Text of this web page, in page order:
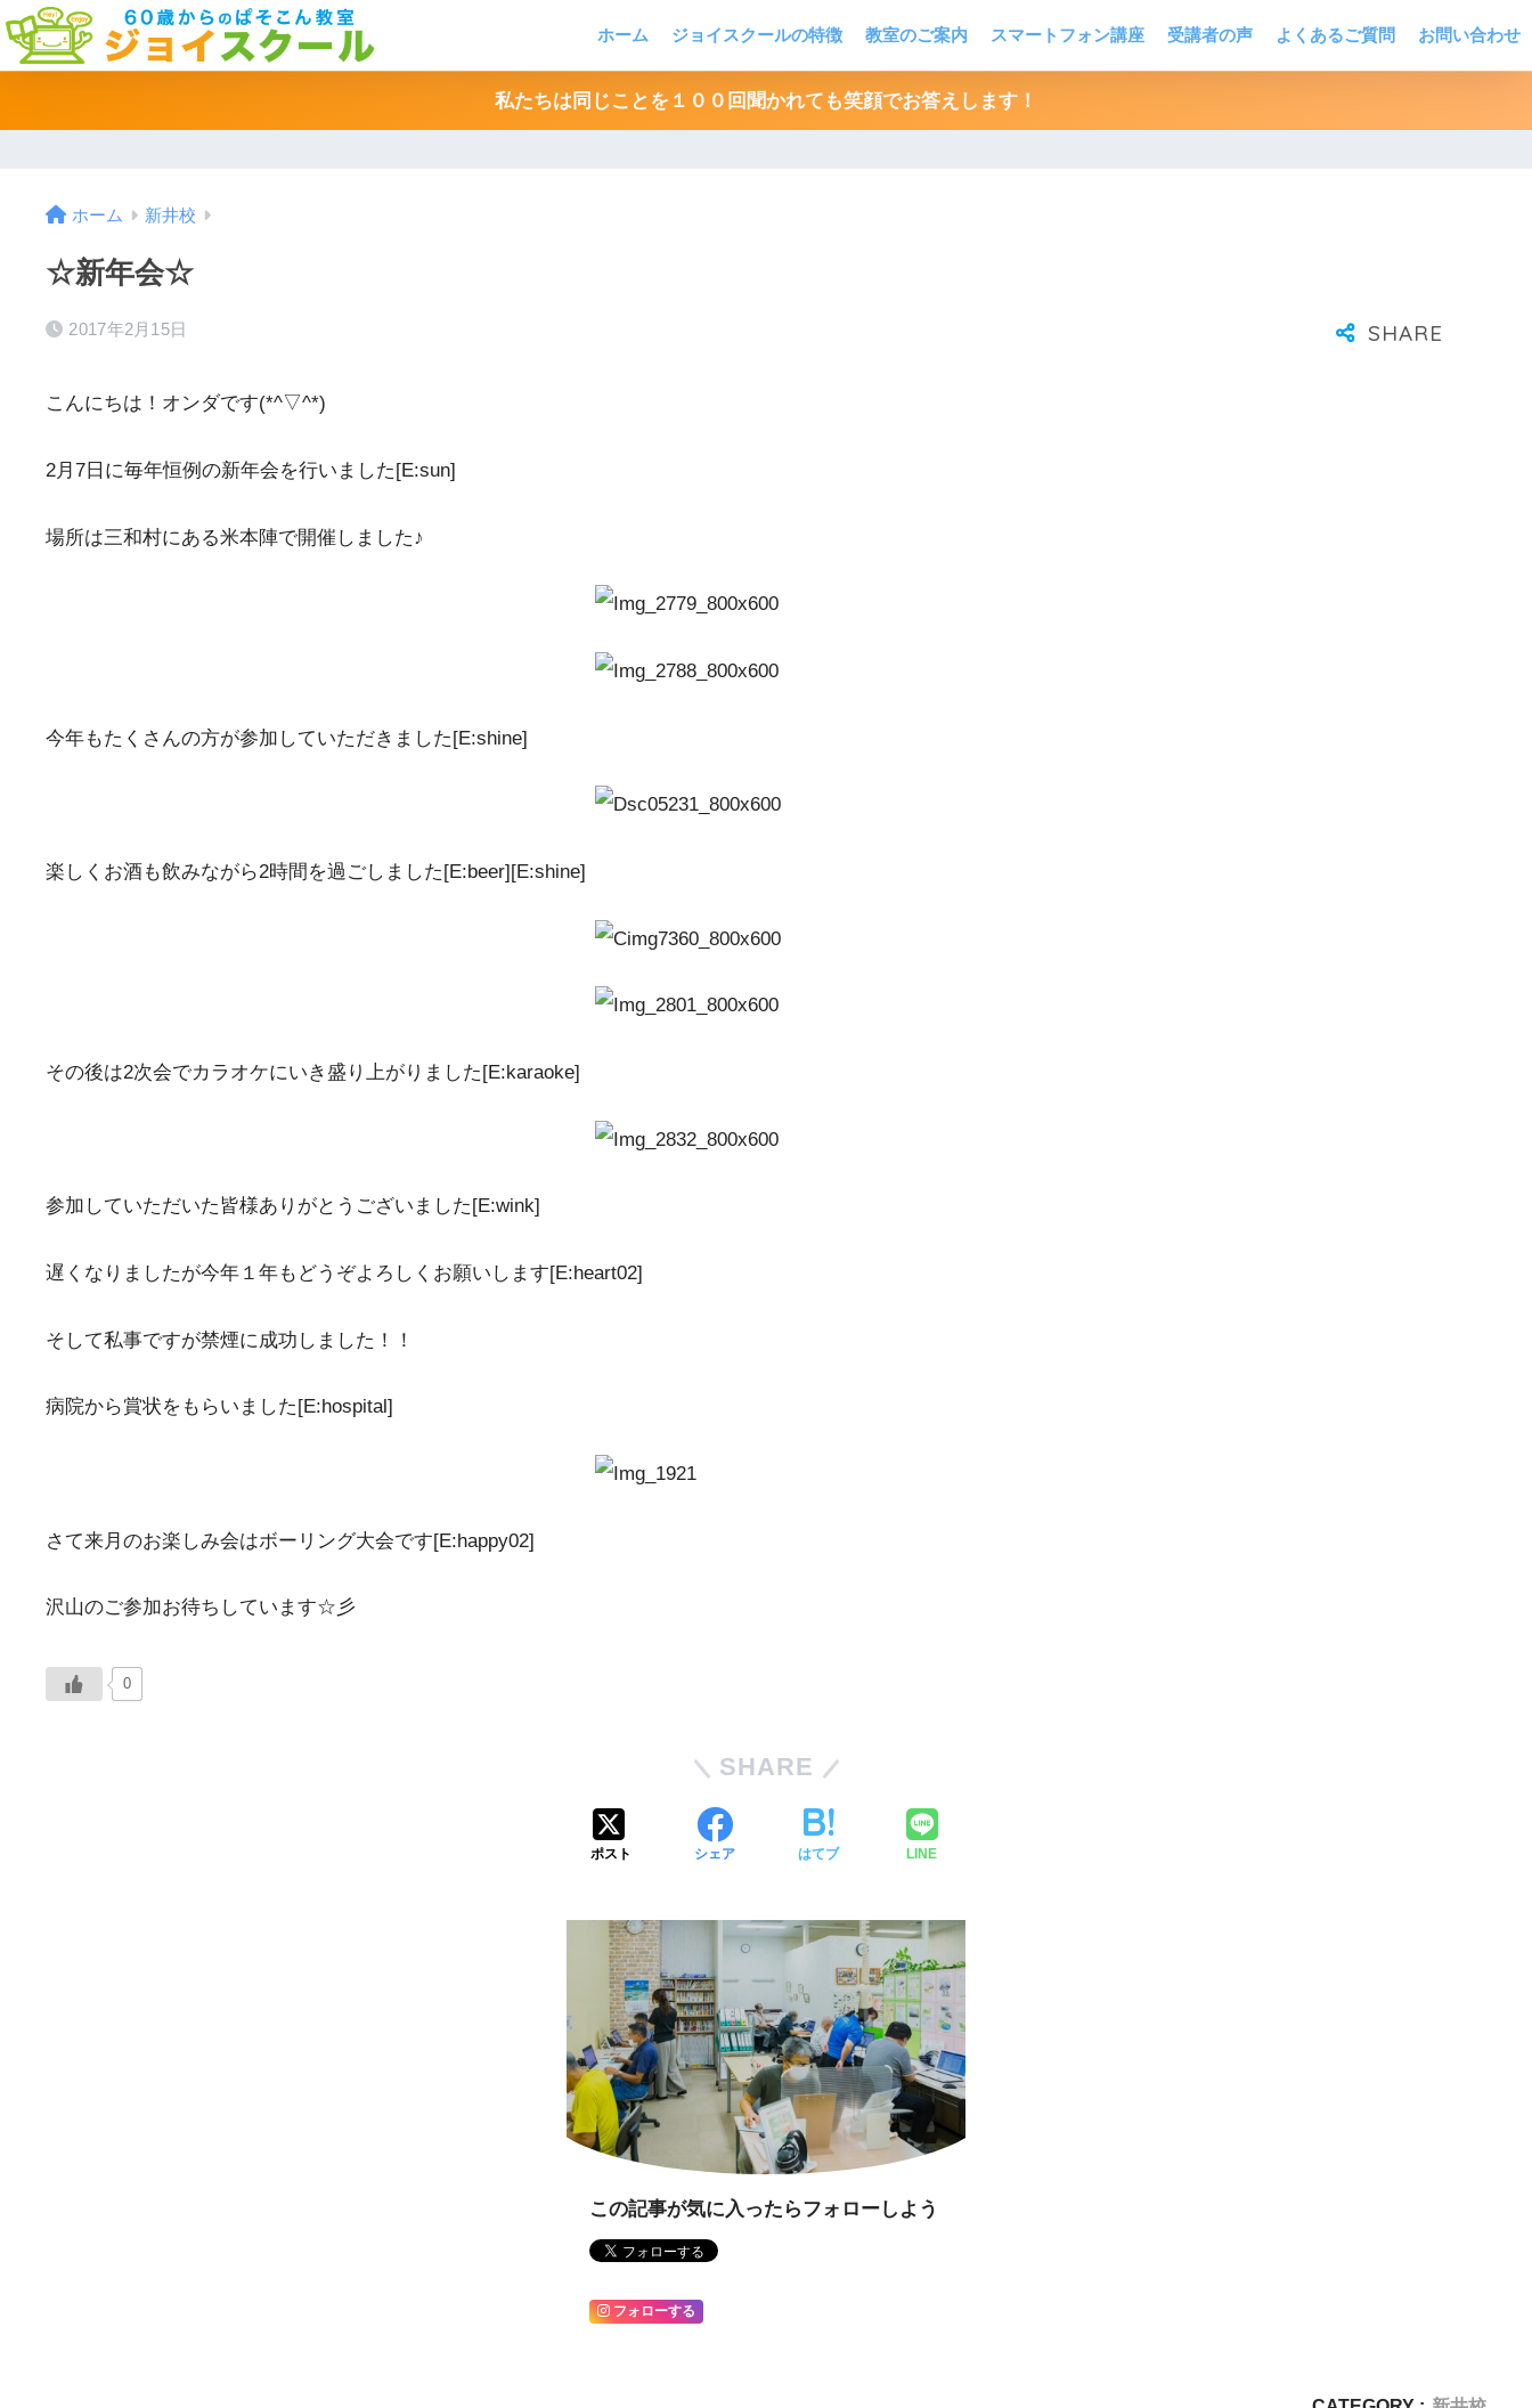
ホーム ジョイスクールの特徴 教室のご案内 スマートフォン講座 受講者の声 よくあるご質問 お問い合わせ
私たちは同じことを１００回聞かれても笑顔でお答えします！
ホーム 新井校
☆新年会☆
2017年2月15日
こんにちは！オンダです(*^▽^*)
2月7日に毎年恒例の新年会を行いました[E:sun]
場所は三和村にある米本陣で開催しました♪
今年もたくさんの方が参加していただきました[E:shine]
楽しくお酒も飲みながら2時間を過ごしました[E:beer][E:shine]
その後は2次会でカラオケにいき盛り上がりました[E:karaoke]
参加していただいた皆様ありがとうございました[E:wink]
遅くなりましたが今年１年もどうぞよろしくお願いします[E:heart02]
そして私事ですが禁煙に成功しました！！
病院から賞状をもらいました[E:hospital]
さて来月のお楽しみ会はボーリング大会です[E:happy02]
沢山のご参加お待ちしています☆彡
0
SHARE
ポスト シェア はてブ LINE
この記事が気に入ったらフォローしよう
フォローする